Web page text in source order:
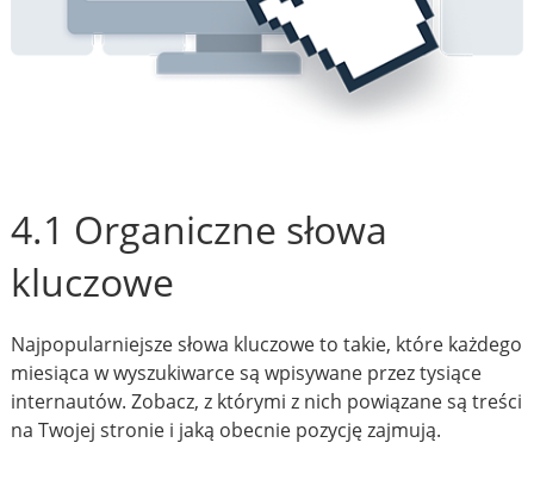
4.1 Organiczne słowa
kluczowe
Najpopularniejsze słowa kluczowe to takie, które każdego
miesiąca w wyszukiwarce są wpisywane przez tysiące
internautów. Zobacz, z którymi z nich powiązane są treści
na Twojej stronie i jaką obecnie pozycję zajmują.